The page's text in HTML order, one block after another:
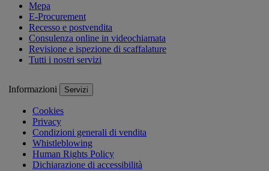
Mepa
E-Procurement
Recesso e postvendita
Consulenza online in videochiamata
Revisione e ispezione di scaffalature
Tutti i nostri servizi
Informazioni Servizi
Cookies
Privacy
Condizioni generali di vendita
Whistleblowing
Human Rights Policy
Dichiarazione di accessibilità